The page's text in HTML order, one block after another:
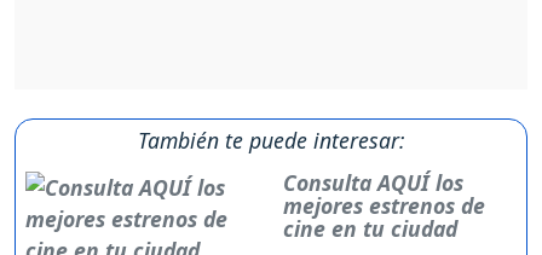
También te puede interesar:
Consulta AQUÍ los
mejores estrenos de
cine en tu ciudad